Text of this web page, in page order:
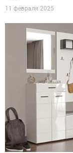
11 февраля 2025